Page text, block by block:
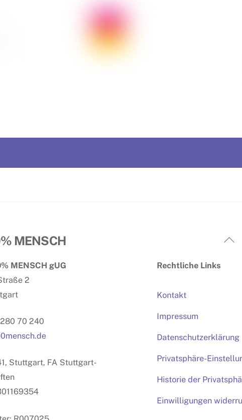
MENSCH
MENSCH gUG
2
280 70 240
Stuttgart, FA Stuttgart-
Rechtliche Links
Kontakt
Impressum
Datenschutzerklärung
Privatsphäre-
Historie der
Einwilligungen